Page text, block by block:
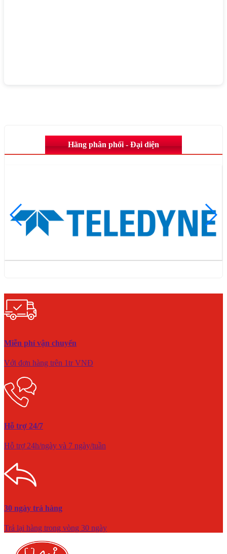
Hãng phân phối - Đại diện
Miễn phí vận chuyển
Với đơn hàng trên 1tr VNĐ
Hỗ trợ 24/7
Hỗ trợ 24h/ngày và 7 ngày/tuần
30 ngày trả hàng
Trả lại hàng trong vòng 30 ngày